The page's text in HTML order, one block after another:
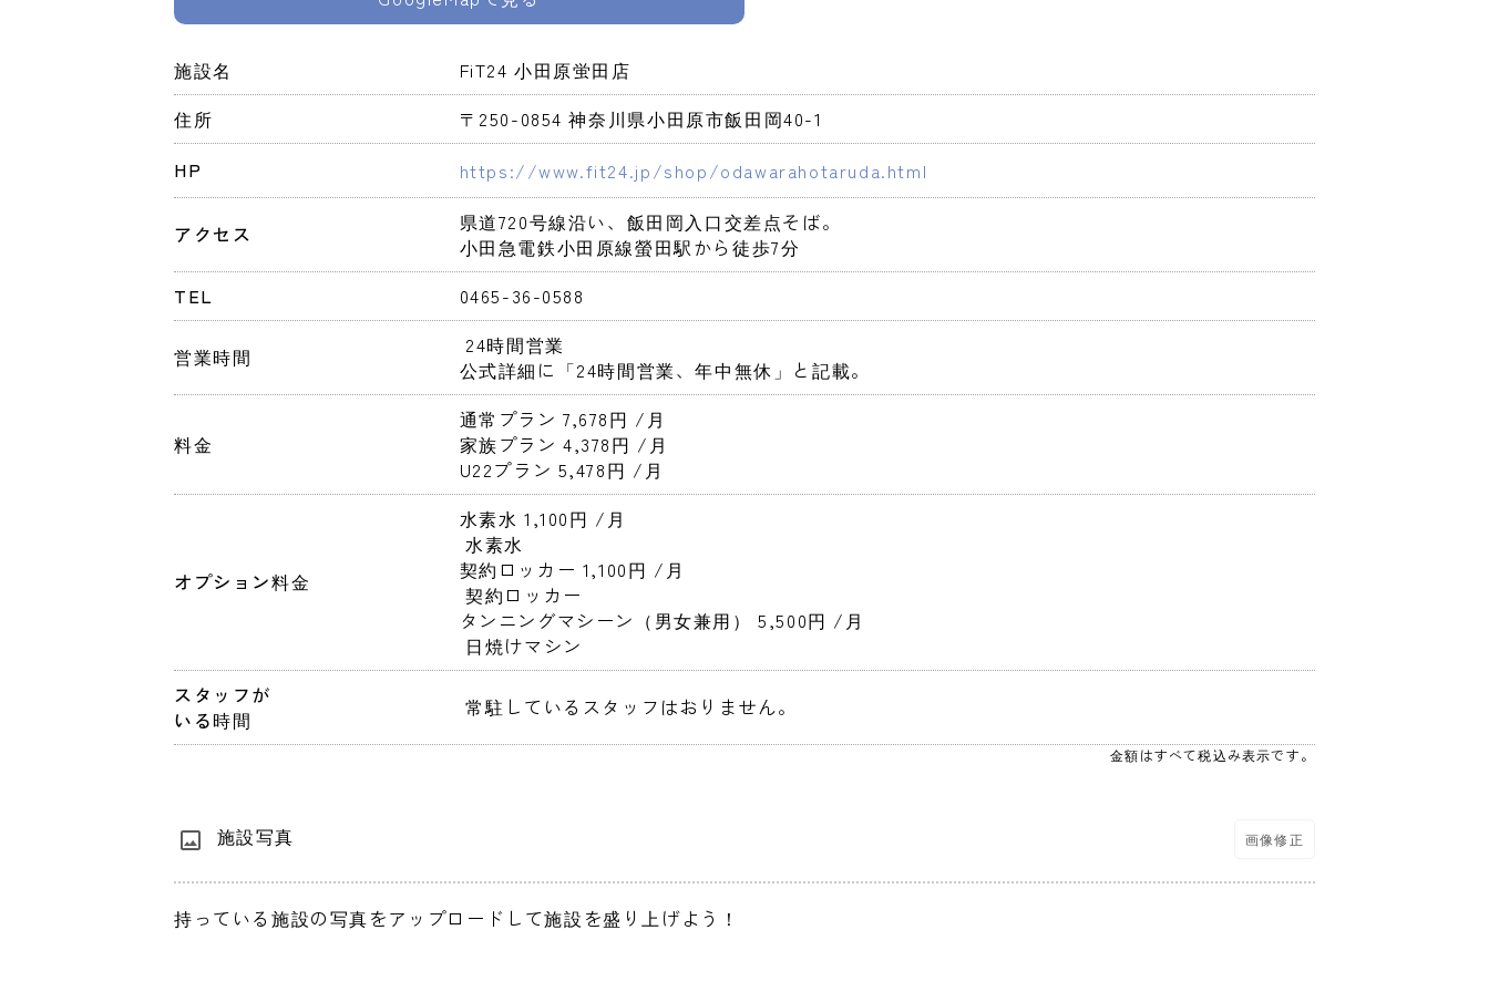
施設名
FiT24 小田原蛍田店
住所
〒250-0854 神奈川県小田原市飯田岡40-1
HP
https://www.fit24.jp/shop/odawarahotaruda.html
アクセス
県道720号線沿い、飯田岡入口交差点そば。
小田急電鉄小田原線螢田駅から徒歩7分
TEL
0465-36-0588
営業時間
24時間営業
公式詳細に「24時間営業、年中無休」と記載。
料金
通常プラン 7,678円 /月
家族プラン 4,378円 /月
U22プラン 5,478円 /月
オプション料金
水素水 1,100円 /月
水素水
契約ロッカー 1,100円 /月
契約ロッカー
タンニングマシーン（男女兼用） 5,500円 /月
日焼けマシン
スタッフが
いる時間
常駐しているスタッフはおりません。
金額はすべて税込み表示です。
施設写真 画像修正
持っている施設の写真をアップロードして施設を盛り上げよう！